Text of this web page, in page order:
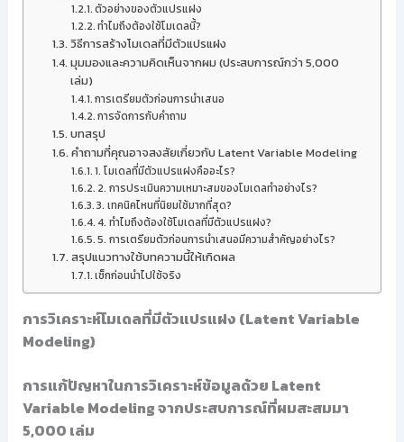
ตัวอย่างของตัวแปรแฝง
ทำไมถึงต้องใช้โมเดลนี้?
วิธีการสร้างโมเดลที่มีตัวแปรแฝง
มุมมองและความคิดเห็นจากผม (ประสบการณ์กว่า 5,000
เล่ม)
การเตรียมตัวก่อนการนำเสนอ
การจัดการกับคำถาม
บทสรุป
คำถามที่คุณอาจสงสัยเกี่ยวกับ Latent Variable Modeling
1. โมเดลที่มีตัวแปรแฝงคืออะไร?
2. การประเมินความเหมาะสมของโมเดลทำอย่างไร?
3. เทคนิคไหนที่นิยมใช้มากที่สุด?
4. ทำไมถึงต้องใช้โมเดลที่มีตัวแปรแฝง?
5. การเตรียมตัวก่อนการนำเสนอมีความสำคัญอย่างไร?
สรุปแนวทางใช้บทความนี้ให้เกิดผล
เช็กก่อนนำไปใช้จริง
การวิเคราะห์โมเดลที่มีตัวแปรแฝง (Latent Variable
Modeling)
การแก้ปัญหาในการวิเคราะห์ข้อมูลด้วย Latent
Variable Modeling จากประสบการณ์ที่ผมสะสมมา
5,000 เล่ม